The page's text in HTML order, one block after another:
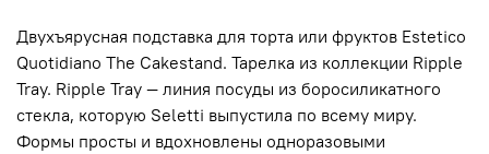
Двухъярусная подставка для торта или фруктов Estetico
Quotidiano The Cakestand. Тарелка из коллекции Ripple
Tray. Ripple Tray — линия посуды из боросиликатного
стекла, которую Seletti выпустила по всему миру.
Формы просты и вдохновлены одноразовыми